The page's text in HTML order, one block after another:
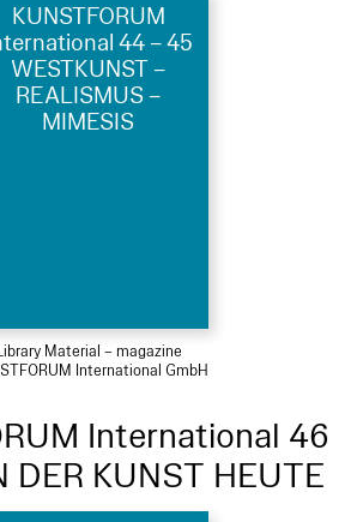
KUNSTFORUM
44 – 45
WESTKUNST –
REALISMUS –
MIMESIS
Material – magazine
International GmbH
International 46
DER KUNST HEUTE